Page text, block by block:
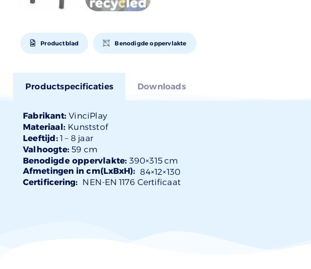
Productblad Benodigde oppervlakte
Productspecificaties Downloads
Fabrikant:VinciPlay
Materiaal: Kunststof
Leeftijd:1 – 8 jaar
Valhoogte: 59 cm
Benodigde oppervlakte: 390×315 cm
Afmetingen in cm(LxBxH): 84×12×130
Certificering: NEN-EN 1176 Certificaat